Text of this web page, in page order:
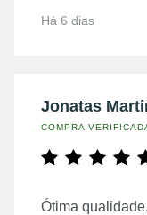
Há 6 dias
Jonatas
COMPRA
Ótima